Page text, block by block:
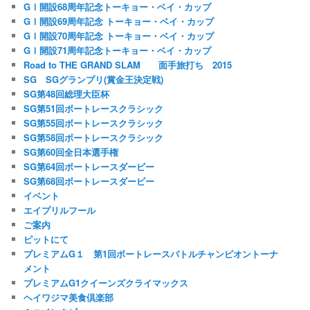
GⅠ開設68周年記念トーキョー・ベイ・カップ
GⅠ開設69周年記念 トーキョー・ベイ・カップ
GⅠ開設70周年記念 トーキョー・ベイ・カップ
GⅠ開設71周年記念トーキョー・ベイ・カップ
Road to THE GRAND SLAM 面手旅打ち 2015
SG SGグランプリ(賞金王決定戦)
SG第48回総理大臣杯
SG第51回ボートレースクラシック
SG第55回ボートレースクラシック
SG第58回ボートレースクラシック
SG第60回全日本選手権
SG第64回ボートレースダービー
SG第68回ボートレースダービー
イベント
エイプリルフール
ご案内
ピットにて
プレミアムG１ 第1回ボートレースバトルチャンピオントーナ
メント
プレミアムG1クイーンズクライマックス
ヘイワジマ美食倶楽部